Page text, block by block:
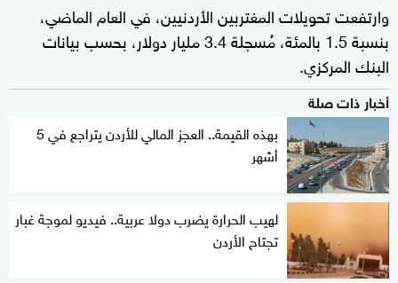
وارتفعت تحويلات المغتربين الأردنيين، في العام الماضي،
بنسبة 1.5 بالمئة، مُسجلة 3.4 مليار دولار، بحسب بيانات
البنك المركزي.
أخبار ذات صلة
بهذه القيمة.. العجز المالي للأردن يتراجع في 5
أشهر
لهيب الحرارة يضرب دولا عربية.. فيديو لموجة غبار
تجتاح الأردن